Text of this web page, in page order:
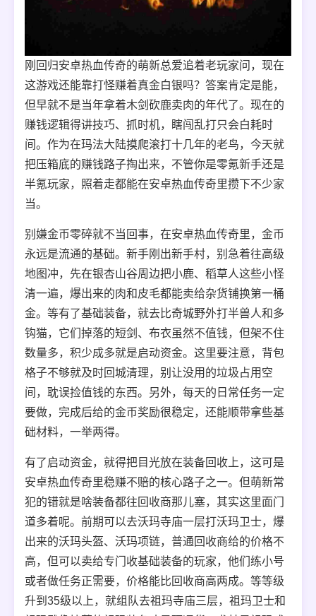
刚回归安卓热血传奇的萌新总爱追着老玩家问，现在
这游戏还能靠打怪赚着真金白银吗？答案肯定是能，
但早就不是当年拿着木剑砍鹿卖肉的年代了。现在的
赚钱逻辑得讲技巧、抓时机，瞎闯乱打只会白耗时
间。作为在玛法大陆摸爬滚打十几年的老鸟，今天就
把压箱底的赚钱路子掏出来，不管你是零氪新手还是
半氪玩家，照着走都能在安卓热血传奇里攒下不少家
当。
别嫌金币零碎就不当回事，在安卓热血传奇里，金币
永远是流通的基础。新手刚出新手村，别急着往高级
地图冲，先在银杏山谷周边把小鹿、稻草人这些小怪
清一遍，爆出来的肉和皮毛都能卖给杂货铺换第一桶
金。等有了基础装备，就去比奇城野外打半兽人和多
钩猫，它们掉落的短剑、布衣虽然不值钱，但架不住
数量多，积少成多就是启动资金。这里要注意，背包
格子不够就及时回城清理，别让没用的垃圾占用空
间，耽误捡值钱的东西。另外，每天的日常任务一定
要做，完成后给的金币奖励很稳定，还能顺带拿些基
础材料，一举两得。
有了启动资金，就得把目光放在装备回收上，这可是
安卓热血传奇里稳赚不赔的核心路子之一。但萌新常
犯的错就是啥装备都往回收商那儿塞，其实这里面门
道多着呢。前期可以去沃玛寺庙一层打沃玛卫士，爆
出来的沃玛头盔、沃玛项链，普通回收商给的价格不
高，但可以卖给专门收基础装备的玩家，他们练小号
或者做任务正需要，价格能比回收商高两成。等等级
升到35级以上，就组队去祖玛寺庙三层，祖玛卫士和